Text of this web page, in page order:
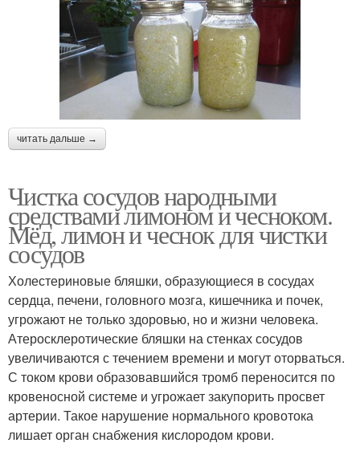
читать дальше →
Чистка сосудов народными
средствами лимоном и чесноком.
Мёд, лимон и чеснок для чистки
сосудов
Холестериновые бляшки, образующиеся в сосудах
сердца, печени, головного мозга, кишечника и почек,
угрожают не только здоровью, но и жизни человека.
Атеросклеротические бляшки на стенках сосудов
увеличиваются с течением времени и могут оторваться.
С током крови образовавшийся тромб переносится по
кровеносной системе и угрожает закупорить просвет
артерии. Такое нарушение нормального кровотока
лишает орган снабжения кислородом крови.